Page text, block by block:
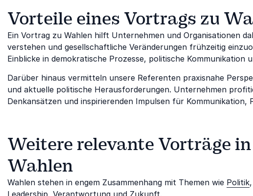
Vorteile eines Vortrags zu
Ein Vortrag zu Wahlen hilft Unternehmen und Organisationen
verstehen und gesellschaftliche Veränderungen frühzeitig
Einblicke in demokratische Prozesse, politische Kommunikation
Darüber hinaus vermitteln unsere Referenten praxisnahe
und aktuelle politische Herausforderungen. Unternehmen
Denkansätzen und inspirierenden Impulsen für
Weitere relevante Vorträge
Wahlen
Wahlen stehen in engem Zusammenhang mit Themen wie Politik,
Leadership Verantwortung und Zukunft